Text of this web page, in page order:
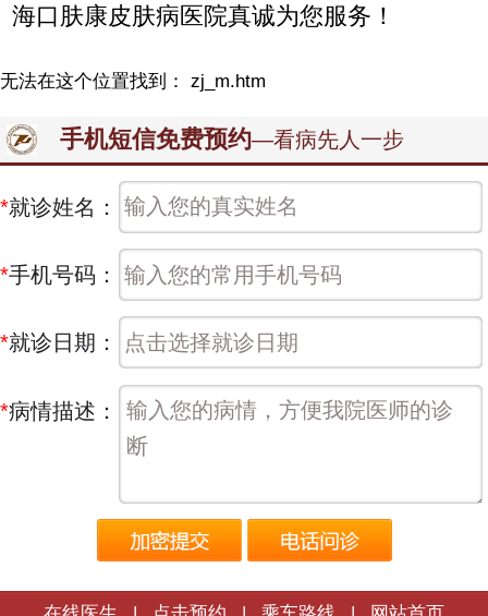
海口肤康皮肤病医院真诚为您服务！
无法在这个位置找到： zj_m.htm
手机短信免费预约—看病先人一步
*就诊姓名：
*手机号码：
*就诊日期：
*病情描述：